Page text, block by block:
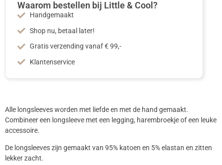
Waarom bestellen bij Little & Cool?
Handgemaakt
Shop nu, betaal later!
Gratis verzending vanaf € 99,-
Klantenservice
Alle longsleeves worden met liefde en met de hand gemaakt.
Combineer een longsleeve met een legging, harembroekje of een leuke
accessoire.
De longsleeves zijn gemaakt van 95% katoen en 5% elastan en zitten
lekker zacht.